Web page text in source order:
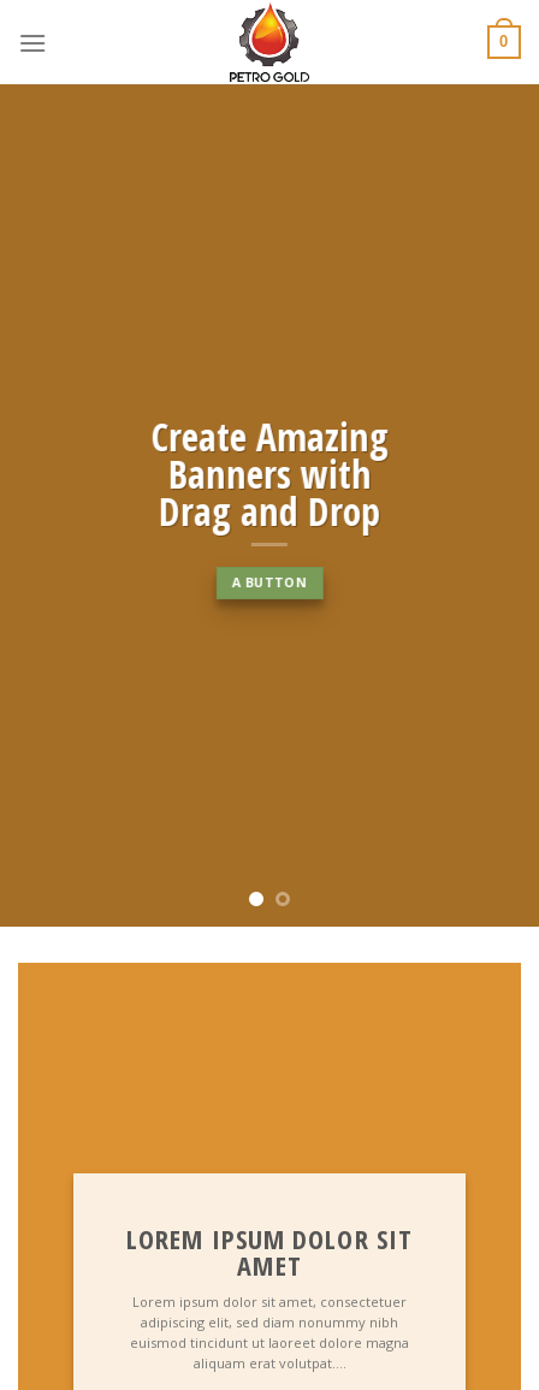
0
Create Amazing
Banners with
Drag and Drop
A BUTTON
LOREM IPSUM DOLOR SIT
AMET
Lorem ipsum dolor sit amet, consectetuer
adipiscing elit, sed diam nonummy nibh
euismod tincidunt ut laoreet dolore magna
aliquam erat volutpat….